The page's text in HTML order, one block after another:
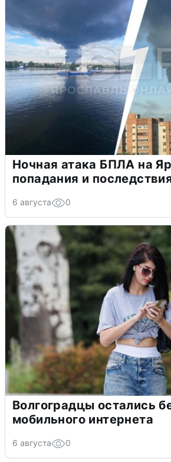
Ночная атака БПЛА на
попадания и
6 августа 0
Волгоградцы остались
мобильного интернета
6 августа 0